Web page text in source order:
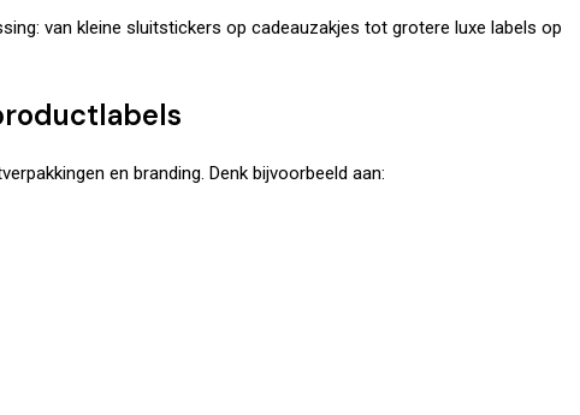
van kleine sluitstickers op cadeauzakjes tot grotere luxe labels op
en branding. Denk bijvoorbeeld aan: